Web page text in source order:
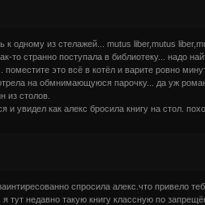
к одному из стелажей... mutus liber,mutus
то странно поступала в библиотеку... надо
это всё в котёл и варите ровно
на обмнимающуюся парочку... да уж
из столов.
и увидел как алекс бросила книгу на стол.
спросила алекс.что привело
я тут недавно такую книгу классную по